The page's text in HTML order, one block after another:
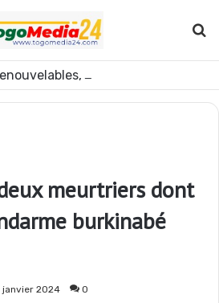
meurtriers dont
burkinabé
janvier 2024 0